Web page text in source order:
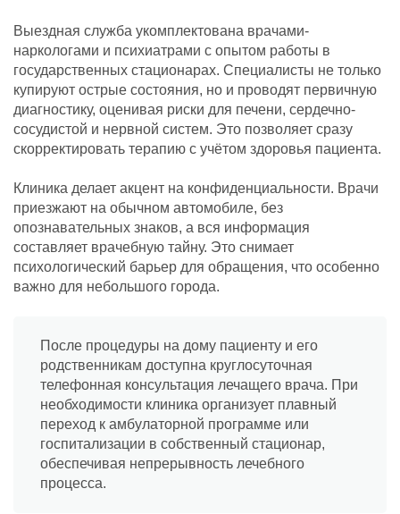
Выездная служба укомплектована врачами-
наркологами и психиатрами с опытом работы в
государственных стационарах. Специалисты не только
купируют острые состояния, но и проводят первичную
диагностику, оценивая риски для печени, сердечно-
сосудистой и нервной систем. Это позволяет сразу
скорректировать терапию с учётом здоровья пациента.
Клиника делает акцент на конфиденциальности. Врачи
приезжают на обычном автомобиле, без
опознавательных знаков, а вся информация
составляет врачебную тайну. Это снимает
психологический барьер для обращения, что особенно
важно для небольшого города.
После процедуры на дому пациенту и его
родственникам доступна круглосуточная
телефонная консультация лечащего врача. При
необходимости клиника организует плавный
переход к амбулаторной программе или
госпитализации в собственный стационар,
обеспечивая непрерывность лечебного
процесса.